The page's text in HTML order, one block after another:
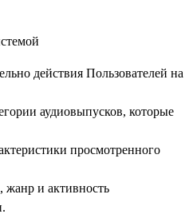
действия Пользователей на
аудиовыпусков, которые
просмотренного
жанр и активность